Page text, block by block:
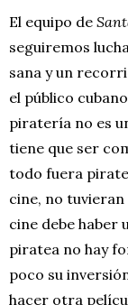
El equipo de
seguiremos
sana y un
el público
piratería no es
tiene que ser
todo fuera
cine, no
cine debe haber
piratea no hay
poco su
hacer otra